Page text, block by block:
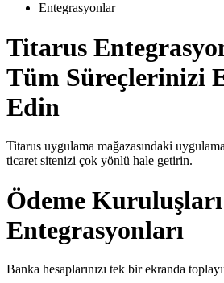
Entegrasyonlar
Titarus
Tüm Süreçlerinizi
Edin
Titarus uygulama mağazasındaki
ticaret sitenizi çok yönlü hale getirin.
Ödeme Kuruluşları
Entegrasyonları
Banka hesaplarınızı tek bir ekranda